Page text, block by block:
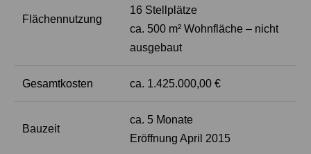
Flächennutzung
16 Stellplätze
ca. 500 m² Wohnfläche – nicht
ausgebaut
Gesamtkosten ca. 1.425.000,00 €
Bauzeit
ca. 5 Monate
Eröffnung April 2015